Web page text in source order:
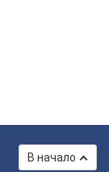
В начало